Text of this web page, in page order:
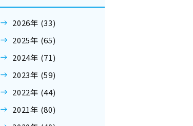
2026年 (33)
2025年 (65)
2024年 (71)
2023年 (59)
2022年 (44)
2021年 (80)